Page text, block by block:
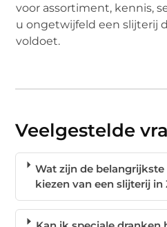
voor assortiment, kennis,
u ongetwijfeld een slijterij
voldoet.
Veelgestelde
Wat zijn de
kiezen van een slijterij in